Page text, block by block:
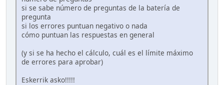
si se sabe número de preguntas de la batería de
pregunta
si los errores puntuan negativo o nada
cómo puntuan las respuestas en general
(y si se ha hecho el cálculo, cuál es el límite máximo
de errores para aprobar)
Eskerrik asko!!!!!